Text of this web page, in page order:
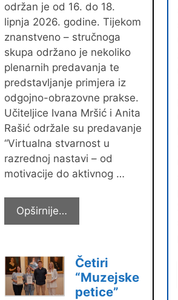
održan je od 16. do 18.
lipnja 2026. godine. Tijekom
znanstveno – stručnoga
skupa održano je nekoliko
plenarnih predavanja te
predstavljanje primjera iz
odgojno-obrazovne prakse.
Učiteljice Ivana Mršić i Anita
Rašić održale su predavanje
“Virtualna stvarnost u
razrednoj nastavi – od
motivacije do aktivnog …
Opširnije…
djelatnice
na
UPS-
Četiri
“Muzejske
petice”